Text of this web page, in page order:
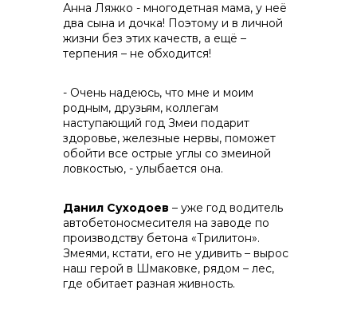
Анна Ляжко - многодетная мама, у неё
два сына и дочка! Поэтому и в личной
жизни без этих качеств, а ещё –
терпения – не обходится!
- Очень надеюсь, что мне и моим
родным, друзьям, коллегам
наступающий год Змеи подарит
здоровье, железные нервы, поможет
обойти все острые углы со змеиной
ловкостью, - улыбается она.
Данил Суходоев – уже год водитель
автобетоносмесителя на заводе по
производству бетона «Трилитон».
Змеями, кстати, его не удивить – вырос
наш герой в Шмаковке, рядом – лес,
где обитает разная живность.